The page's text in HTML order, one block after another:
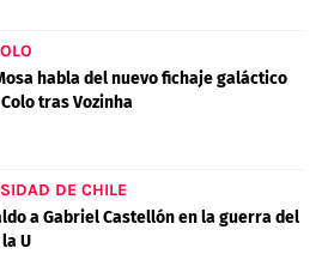
habla del nuevo fichaje galáctico
tras Vozinha
DE CHILE
a Gabriel Castellón en la guerra del
U